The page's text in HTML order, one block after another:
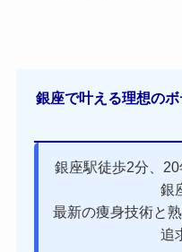
銀座で叶える理想の
銀座駅徒歩2分、
銀
最新の痩身技術と
追